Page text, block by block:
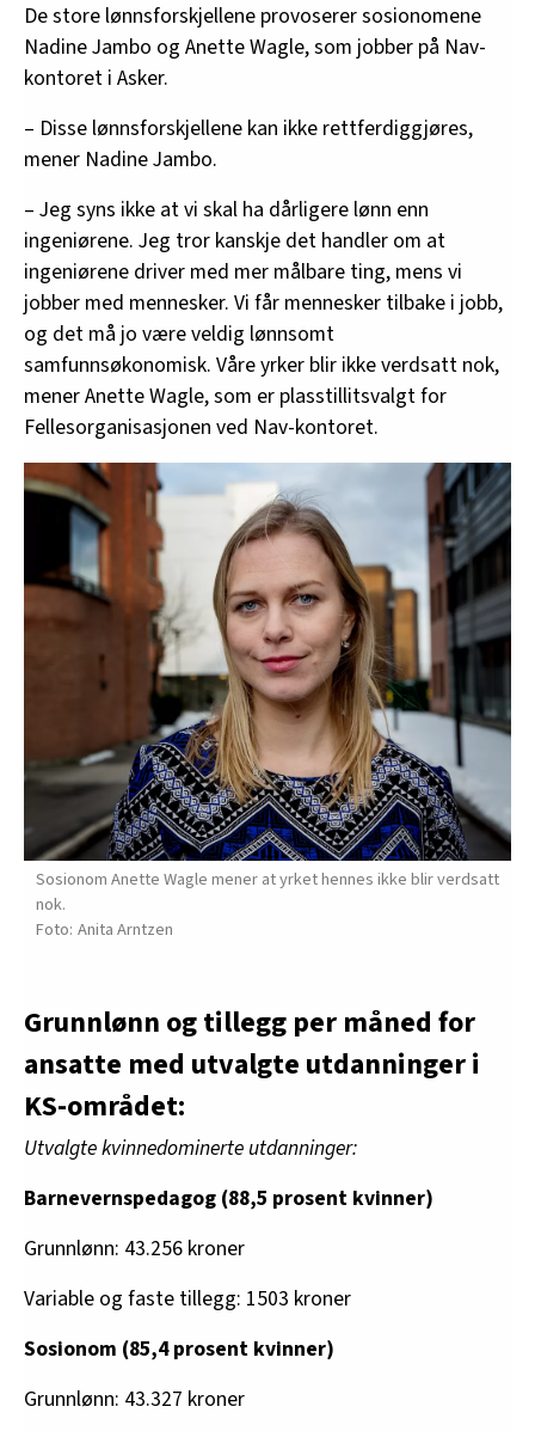
De store lønnsforskjellene provoserer sosionomene
Nadine Jambo og Anette Wagle, som jobber på Nav-
kontoret i Asker.
– Disse lønnsforskjellene kan ikke rettferdiggjøres,
mener Nadine Jambo.
– Jeg syns ikke at vi skal ha dårligere lønn enn
ingeniørene. Jeg tror kanskje det handler om at
ingeniørene driver med mer målbare ting, mens vi
jobber med mennesker. Vi får mennesker tilbake i jobb,
og det må jo være veldig lønnsomt
samfunnsøkonomisk. Våre yrker blir ikke verdsatt nok,
mener Anette Wagle, som er plasstillitsvalgt for
Fellesorganisasjonen ved Nav-kontoret.
Sosionom Anette Wagle mener at yrket hennes ikke blir verdsatt
nok.
Anita Arntzen
Grunnlønn og tillegg per måned for
ansatte med utvalgte utdanninger i
KS-området:
Utvalgte kvinnedominerte utdanninger:
Barnevernspedagog (88,5 prosent kvinner)
Grunnlønn: 43.256 kroner
Variable og faste tillegg: 1503 kroner
Sosionom (85,4 prosent kvinner)
Grunnlønn: 43.327 kroner